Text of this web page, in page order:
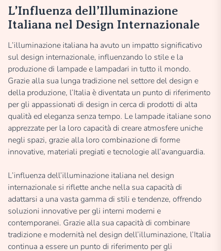
L’Influenza dell’Illuminazione
Italiana nel Design Internazionale
L’illuminazione italiana ha avuto un impatto significativo
sul design internazionale, influenzando lo stile e la
produzione di lampade e lampadari in tutto il mondo.
Grazie alla sua lunga tradizione nel settore del design e
della produzione, l’Italia è diventata un punto di riferimento
per gli appassionati di design in cerca di prodotti di alta
qualità ed eleganza senza tempo. Le lampade italiane sono
apprezzate per la loro capacità di creare atmosfere uniche
negli spazi, grazie alla loro combinazione di forme
innovative, materiali pregiati e tecnologie all’avanguardia.
L’influenza dell’illuminazione italiana nel design
internazionale si riflette anche nella sua capacità di
adattarsi a una vasta gamma di stili e tendenze, offrendo
soluzioni innovative per gli interni moderni e
contemporanei. Grazie alla sua capacità di combinare
tradizione e modernità nel design dell’illuminazione, l’Italia
continua a essere un punto di riferimento per gli